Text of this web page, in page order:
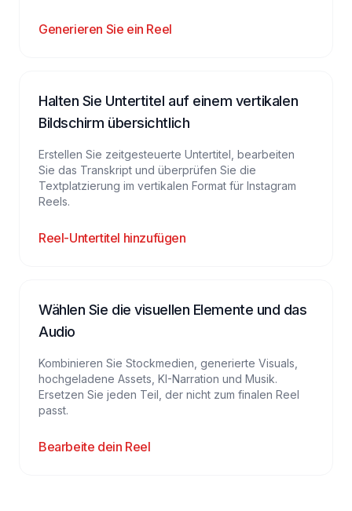
Generieren Sie ein Reel
Halten Sie Untertitel auf einem vertikalen
Bildschirm übersichtlich
Erstellen Sie zeitgesteuerte Untertitel, bearbeiten
Sie das Transkript und überprüfen Sie die
Textplatzierung im vertikalen Format für Instagram
Reels.
Reel-Untertitel hinzufügen
Wählen Sie die visuellen Elemente und das
Audio
Kombinieren Sie Stockmedien, generierte Visuals,
hochgeladene Assets, KI-Narration und Musik.
Ersetzen Sie jeden Teil, der nicht zum finalen Reel
passt.
Bearbeite dein Reel